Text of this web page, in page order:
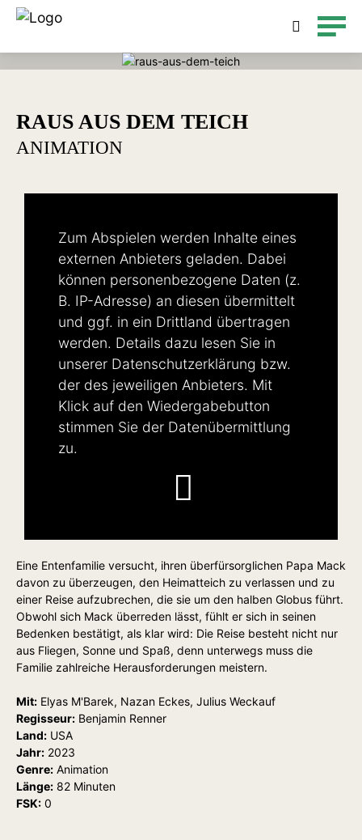
RAUS AUS DEM TEICH
ANIMATION
Zum Abspielen werden Inhalte eines
externen Anbieters geladen. Dabei
können personenbezogene Daten (z.
B. IP-Adresse) an diesen übermittelt
und ggf. in ein Drittland übertragen
werden. Details dazu lesen Sie in
unserer Datenschutzerklärung bzw.
der des jeweiligen Anbieters. Mit
Klick auf den Wiedergabebutton
stimmen Sie der Datenübermittlung
zu.
Eine Entenfamilie versucht, ihren überfürsorglichen Papa Mack
davon zu überzeugen, den Heimatteich zu verlassen und zu
einer Reise aufzubrechen, die sie um den halben Globus führt.
Obwohl sich Mack überreden lässt, fühlt er sich in seinen
Bedenken bestätigt, als klar wird: Die Reise besteht nicht nur
aus Fliegen, Sonne und Spaß, denn unterwegs muss die
Familie zahlreiche Herausforderungen meistern.
Mit: Elyas M'Barek, Nazan Eckes, Julius Weckauf
Regisseur: Benjamin Renner
Land: USA
Jahr: 2023
Genre: Animation
Länge: 82 Minuten
FSK: 0